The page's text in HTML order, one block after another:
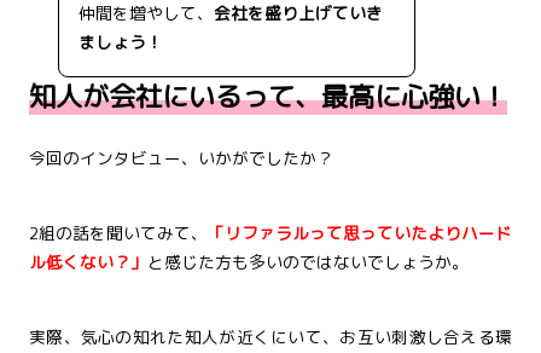
仲間を増やして、 会社を盛り上げていき
ましょう！
知人が会社にいるって、最高に心強い！
今回のインタビュー、いかがでしたか？
2組の話を聞いてみて、
「リファラルって思っていたよりハード
ル低くない？」 と感じた方も多いのではないでしょうか。
実際、気心の知れた知人が近くにいて、お互い刺激し合える環